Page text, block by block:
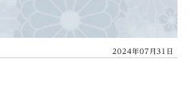
2024年07月31日